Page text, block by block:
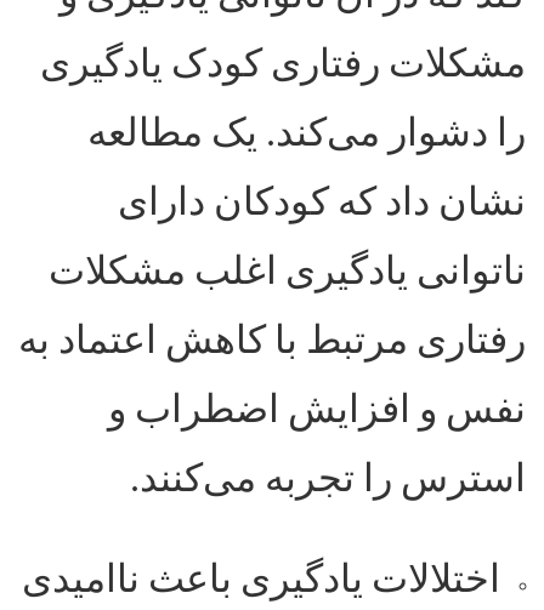
مشکلات رفتاری کودک یادگیری
را دشوار می‌کند. یک مطالعه
نشان داد که کودکان دارای
ناتوانی یادگیری اغلب مشکلات
رفتاری مرتبط با کاهش اعتماد به
نفس و افزایش اضطراب و
استرس را تجربه می‌کنند.
اختلالات یادگیری باعث ناامیدی